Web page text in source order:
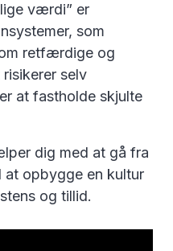
værdi” er
som
retfærdige og
selv
at fastholde skjulte
dig med at gå fra
at opbygge en kultur
og tillid.